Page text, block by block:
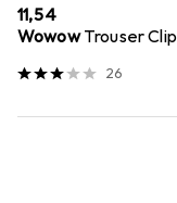
EUR
11,54
Wowow Trouser Clip
26